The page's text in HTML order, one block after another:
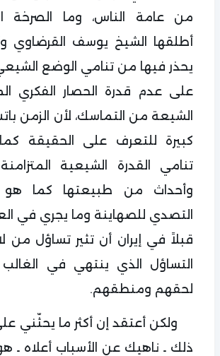
من عامة الناس، وما الصرخة
أطلقها الشيخ يوسف القرضاوي
يحذر فيها من تنامي الوضع
على عدم قدرة الحصار الفكري
الشيعة من التماسك، لأن الزمن
كبيرة للتعرف على الحقيقة
تنامي القدرة الشيعية
وأحداث من طبيعتها كما هو
التصدي للصهاينة وما يجري في
قبلاً في إيران أن تثير تساؤل من
التساؤل الذي ينتهي في الغالب
لحقهم ومنطقهم.
ولكن أعتقد إن أكثر ما يحثّني
ذلك ـ ناهيك عن الأسباب أعلاه ـ